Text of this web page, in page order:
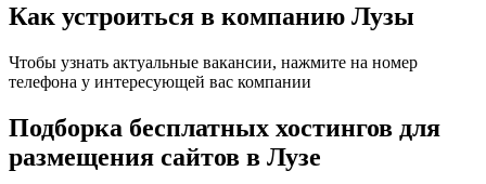
Как устроиться в компанию Лузы
Чтобы узнать актуальные вакансии, нажмите на номер
телефона у интересующей вас компании
Подборка бесплатных хостингов для
размещения сайтов в Лузе